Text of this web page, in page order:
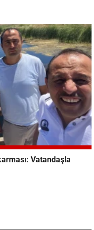
Vatandaşla